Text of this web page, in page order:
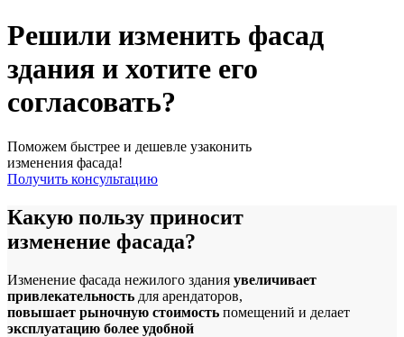
Решили изменить фасад
здания и хотите его
согласовать?
Поможем быстрее и дешевле узаконить
изменения фасада!
Получить консультацию
Какую пользу приносит
изменение фасада?
Изменение фасада нежилого здания увеличивает
привлекательность для арендаторов,
повышает рыночную стоимость помещений и делает
эксплуатацию более удобной